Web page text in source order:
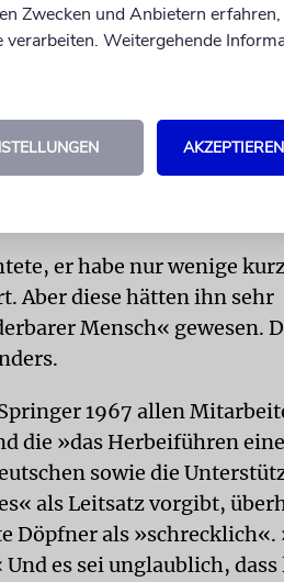
Theologin Margot
kritisierte Broder ebenso
des Teheraner
im
Broder zum Schluss seiner
er habe nur wenige
Aber diese hätten ihn sehr
Mensch« gewesen.
1967 allen
die »das Herbeiführen
sowie die
als Leitsatz vorgibt,
Döpfner als »schrecklich«.
Und es sei unglaublich,
Zwecken und Anbietern
Weitergehende
AKZEPTIEREN